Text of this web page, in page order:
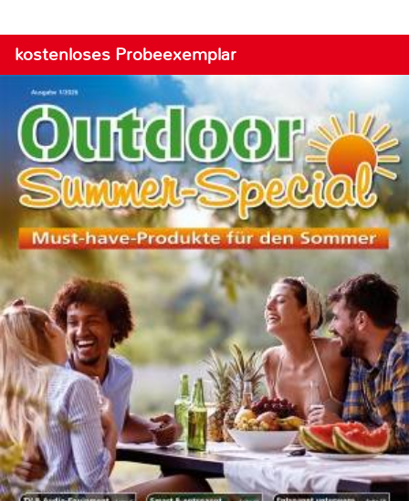
kostenloses Probeexemplar